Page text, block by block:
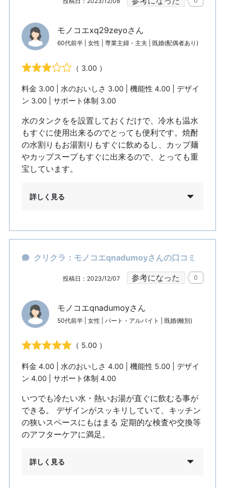
モノコエxq29zeyoさん
60代前半 | 女性 | 専業主婦・主夫 | 既婚(配偶者あり)
（ 3.00 ）
料金 3.00 | 水のおいしさ 3.00 | 機能性 4.00 | デザイ
ン 3.00 | サポート体制 3.00
水のタンクをを設置しておくだけで、冷水も温水
もすぐに使用出来るのでとっても便利です。焼酎
の水割りもお湯割りもすぐに飲めるし、カップ麺
やカップスープもすぐに出来るので、とっても重
宝しています。
詳しく見る
クリクラ：モノコエqnadumoyさんの口コミ
投稿日：2023/12/07 参考になった 0
モノコエqnadumoyさん
50代前半 | 女性 | パート・アルバイト | 既婚(離別)
（ 5.00 ）
料金 4.00 | 水のおいしさ 4.00 | 機能性 5.00 | デザイ
ン 4.00 | サポート体制 4.00
いつでも冷たい水・熱いお湯が直ぐに飲むる事が
できる。 デザインがスッキリしていて、キッチン
の狭いスペースにもはまる 定期的な検査や交換等
のアフターケアに満足。
詳しく見る